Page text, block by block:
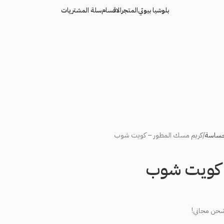
بلوشيا بيوتيالمتجرالاقسامسلة المشتريات
كريم مسك المطور – كويت شوب
كويت شوب
مجاني!